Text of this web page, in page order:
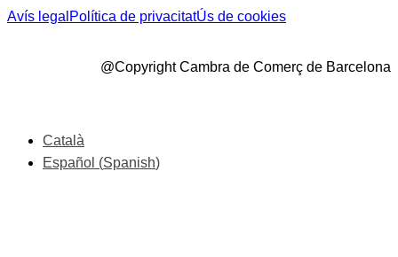
Avís legal Política de privacitatÚs de cookies
@Copyright Cambra de Comerç de Barcelona
Català
Español (Spanish)